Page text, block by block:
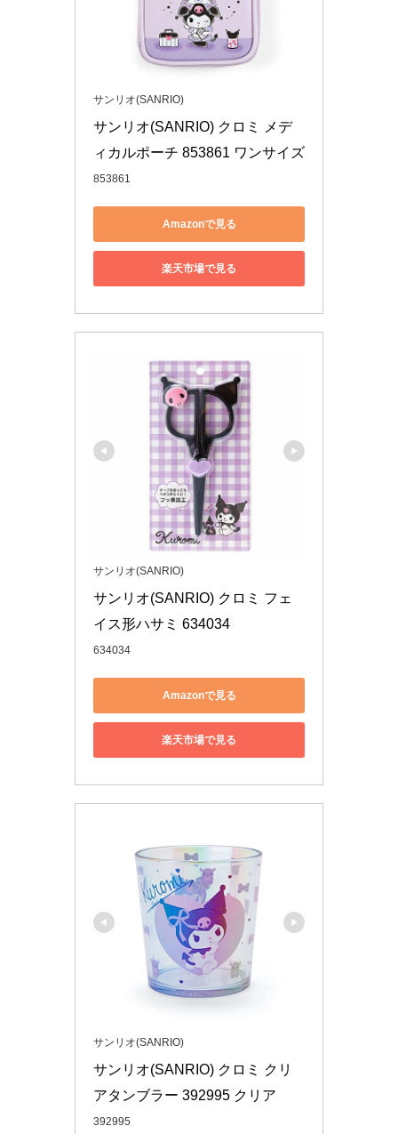
サンリオ(SANRIO)
サンリオ(SANRIO) クロミ メデ
ィカルポーチ 853861 ワンサイズ
853861
Amazonで見る
楽天市場で見る
サンリオ(SANRIO)
サンリオ(SANRIO) クロミ フェ
イス形ハサミ 634034
634034
Amazonで見る
楽天市場で見る
サンリオ(SANRIO)
サンリオ(SANRIO) クロミ クリ
アタンブラー 392995 クリア
392995